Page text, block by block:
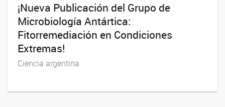
¡Nueva Publicación del Grupo de
Microbiología Antártica:
Fitorremediación en Condiciones
Extremas!
Ciencia argentina